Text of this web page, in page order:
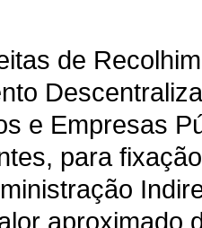
de
e Empresas
para
aproximado